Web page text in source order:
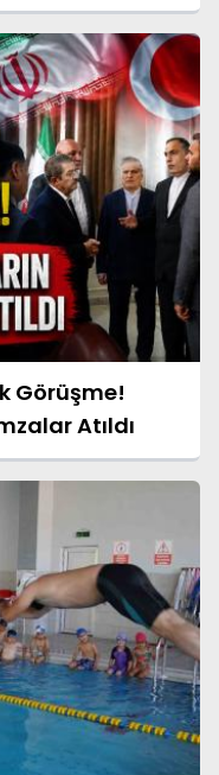
Görüşme!
Atıldı